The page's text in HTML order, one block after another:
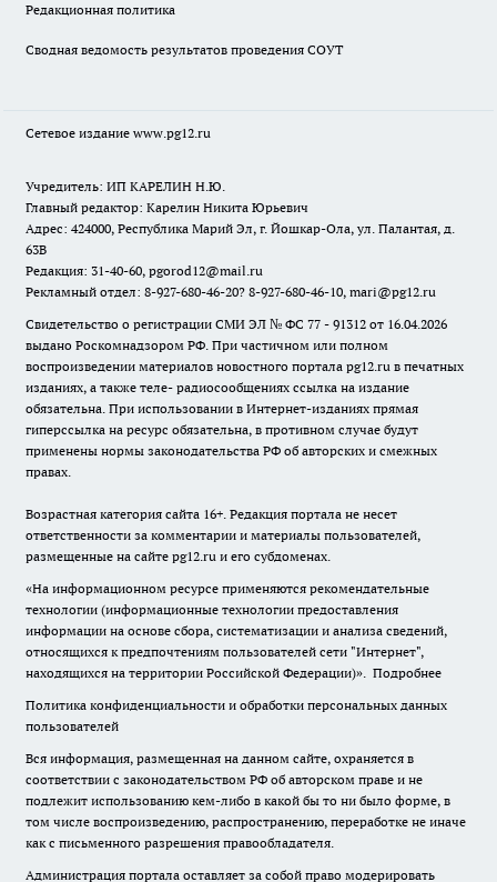
Редакционная политика
Сводная ведомость результатов проведения СОУТ
Сетевое издание www.pg12.ru
Учредитель: ИП КАРЕЛИН Н.Ю.
Главный редактор: Карелин Никита Юрьевич
Адрес: 424000, Республика Марий Эл, г. Йошкар-Ола, ул. Палантая, д.
63В
Редакция: 31-40-60, pgorod12@mail.ru
Рекламный отдел: 8-927-680-46-20? 8-927-680-46-10, mari@pg12.ru
Свидетельство о регистрации СМИ ЭЛ № ФС 77 - 91312 от 16.04.2026
выдано Роскомнадзором РФ. При частичном или полном
воспроизведении материалов новостного портала pg12.ru в печатных
изданиях, а также теле- радиосообщениях ссылка на издание
обязательна. При использовании в Интернет-изданиях прямая
гиперссылка на ресурс обязательна, в противном случае будут
применены нормы законодательства РФ об авторских и смежных
правах.
Возрастная категория сайта 16+. Редакция портала не несет
ответственности за комментарии и материалы пользователей,
размещенные на сайте pg12.ru и его субдоменах.
«На информационном ресурсе применяются рекомендательные
технологии (информационные технологии предоставления
информации на основе сбора, систематизации и анализа сведений,
относящихся к предпочтениям пользователей сети "Интернет",
находящихся на территории Российской Федерации)». Подробнее
Политика конфиденциальности и обработки персональных данных
пользователей
Вся информация, размещенная на данном сайте, охраняется в
соответствии с законодательством РФ об авторском праве и не
подлежит использованию кем-либо в какой бы то ни было форме, в
том числе воспроизведению, распространению, переработке не иначе
как с письменного разрешения правообладателя.
Администрация портала оставляет за собой право модерировать